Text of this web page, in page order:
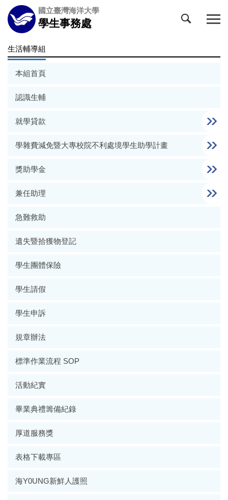
跳
到
主
內
國立臺灣海洋大學
學生事務處
生活輔導組
本組首頁
認識生輔
就學貸款
學雜費減免暨大專校院不利處境學生助學計畫
獎助學金
兼任助理
急難救助
遺失暨拾獲物登記
學生團體保險
學生請假
學生申訴
規章辦法
標準作業流程 SOP
活動紀實
畢業典禮籌備紀錄
厚道服務獎
表格下載專區
海Y0UNG新鮮人護照